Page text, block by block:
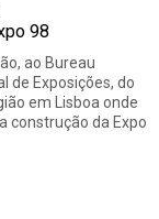
98
ao Bureau
de Exposições, do
em Lisboa onde
construção da Expo